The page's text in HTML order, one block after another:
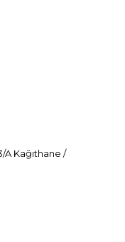
A Kağıthane /